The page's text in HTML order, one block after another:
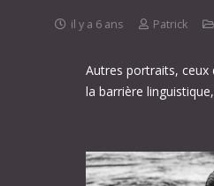
il y a 6 ans Patrick
Autres portraits, ceux
la barrière